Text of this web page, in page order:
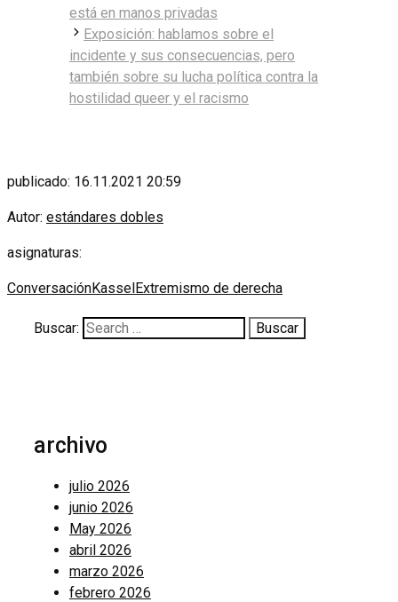
está en manos privadas
Exposición: hablamos sobre el
incidente y sus consecuencias, pero
también sobre su lucha política contra la
hostilidad queer y el racismo
publicado: 16.11.2021 20:59
Autor: estándares dobles
asignaturas:
ConversaciónKasselExtremismo de derecha
Buscar:
archivo
julio 2026
junio 2026
May 2026
abril 2026
marzo 2026
febrero 2026